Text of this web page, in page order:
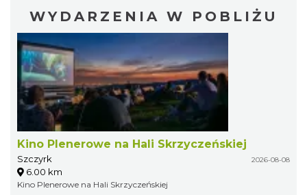
WYDARZENIA W POBLIŻU
Kino Plenerowe na Hali Skrzyczeńskiej
Szczyrk 2026-08-08
6.00 km
Kino Plenerowe na Hali Skrzyczeńskiej